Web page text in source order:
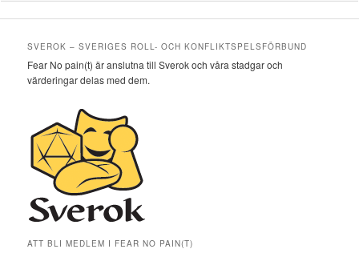
SVEROK – SVERIGES ROLL- OCH KONFLIKTSPELSFÖRBUND
Fear No pain(t) är anslutna till Sverok och våra stadgar och
värderingar delas med dem.
ATT BLI MEDLEM I FEAR NO PAIN(T)